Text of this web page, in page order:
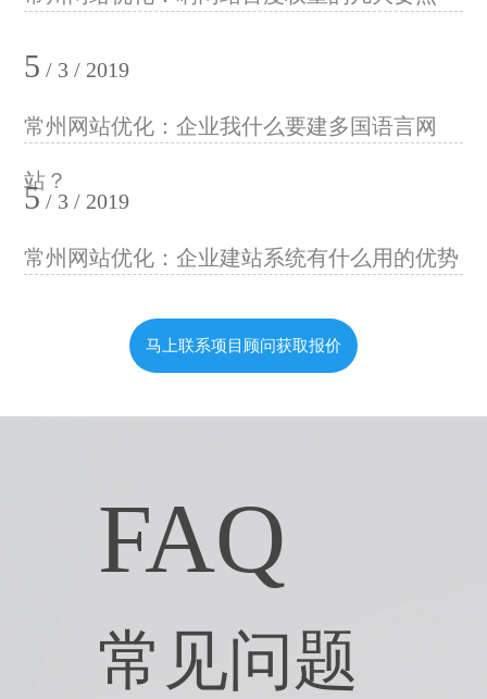
5 / 3 / 2019
常州网站优化：企业我什么要建多国语言网
站？
5 / 3 / 2019
常州网站优化：企业建站系统有什么用的优势
马上联系项目顾问获取报价
FAQ
常见问题